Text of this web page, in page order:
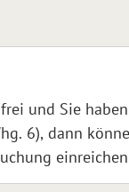
und Sie haben
6), dann
Sie zu